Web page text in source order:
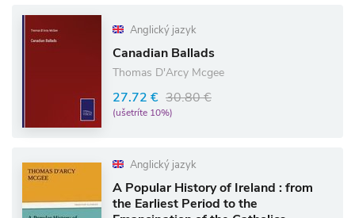
Anglický jazyk
Canadian Ballads
Thomas D'Arcy Mcgee
27.72 € 30.80 €
(ušetríte 10%)
Anglický jazyk
A Popular History of Ireland : from
the Earliest Period to the